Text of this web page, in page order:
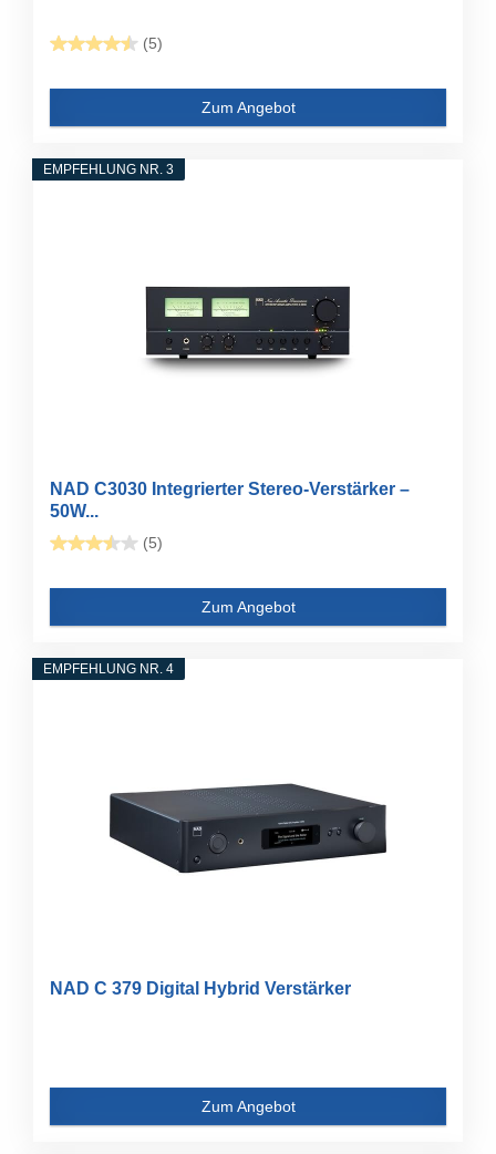
(5)
Zum Angebot
EMPFEHLUNG NR. 3
NAD C3030 Integrierter Stereo-Verstärker –
50W...
(5)
Zum Angebot
EMPFEHLUNG NR. 4
NAD C 379 Digital Hybrid Verstärker
Zum Angebot